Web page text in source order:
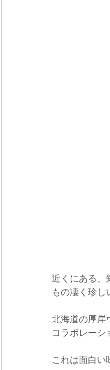
近くにある、
もの凄く珍し
北海道の厚岸
コラボレーシ
これは面白い